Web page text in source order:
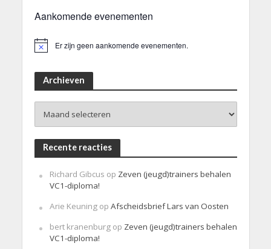
Aankomende evenementen
Er zijn geen aankomende evenementen.
Archieven
Recente reacties
Richard Gibcus op Zeven (jeugd)trainers behalen
VC1-diploma!
Arie Keuningop Afscheidsbrief Lars van Oosten
bert kranenburgop Zeven (jeugd)trainers behalen
VC1-diploma!